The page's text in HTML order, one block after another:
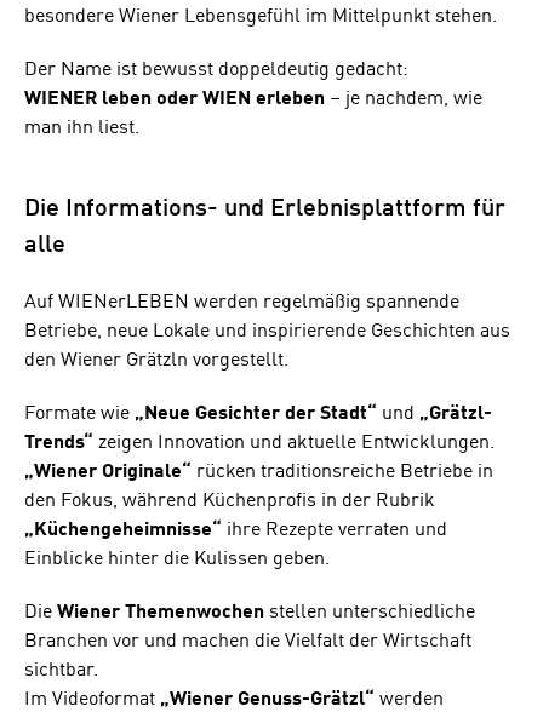
besondere Wiener Lebensgefühl im Mittelpunkt stehen.
Der Name ist bewusst doppeldeutig gedacht:
WIENER leben oder WIEN erleben – je nachdem, wie
man ihn liest.
Die Informations- und Erlebnisplattform für
alle
Auf WIENerLEBEN werden regelmäßig spannende
Betriebe, neue Lokale und inspirierende Geschichten aus
den Wiener Grätzln vorgestellt.
Formate wie „Neue Gesichter der Stadt“ und „Grätzl-
Trends“ zeigen Innovation und aktuelle Entwicklungen.
„Wiener Originale“ rücken traditionsreiche Betriebe in
den Fokus, während Küchenprofis in der Rubrik
„Küchengeheimnisse“ ihre Rezepte verraten und
Einblicke hinter die Kulissen geben.
Die Wiener Themenwochen stellen unterschiedliche
Branchen vor und machen die Vielfalt der Wirtschaft
sichtbar.
Im Videoformat „Wiener Genuss-Grätzl“ werden